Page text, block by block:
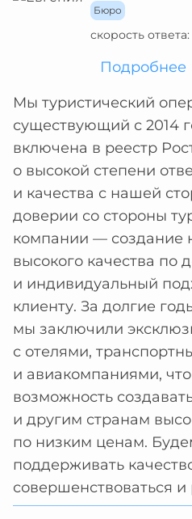
Бюро
скорость ответа:
Подробнее
Мы туристический
существующий с 2014
включена в реестр
о высокой степени
и качества с нашей
доверии со стороны
компании — создание
высокого качества по
и индивидуальный
клиенту. За долгие
мы заключили
с отелями,
и авиакомпаниями,
возможность
и другим странам
по низким ценам.
поддерживать
совершенствоваться и